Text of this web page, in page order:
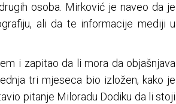
osoba. Mirković je naveo da je
ali da te informacije mediji u
i zapitao da li mora da objašnjava
tri mjeseca bio izložen, kako je
pitanje Miloradu Dodiku da li stoji